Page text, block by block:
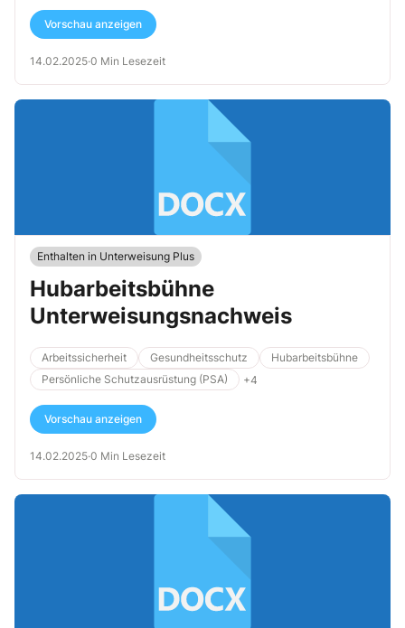
Vorschau anzeigen
14.02.2025·0 Min Lesezeit
Enthalten in Unterweisung Plus
Hubarbeitsbühne
Unterweisungsnachweis
Arbeitssicherheit Gesundheitsschutz
Hubarbeitsbühne
Persönliche Schutzausrüstung (PSA)
+4
Vorschau anzeigen
14.02.2025·0 Min Lesezeit